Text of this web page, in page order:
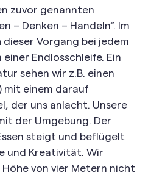
zuvor genannten
– Denken – Handeln“. Im
Vorgang bei jedem
einer Endlosschleife. Ein
sehen wir z.B. einen
mit einem darauf
der uns anlacht. Unsere
der Umgebung. Der
steigt und beflügelt
und Kreativität. Wir
Höhe von vier Metern nicht